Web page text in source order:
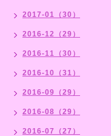
2017-01（30）
2016-12（29）
2016-11（30）
2016-10（31）
2016-09（29）
2016-08（29）
2016-07（27）